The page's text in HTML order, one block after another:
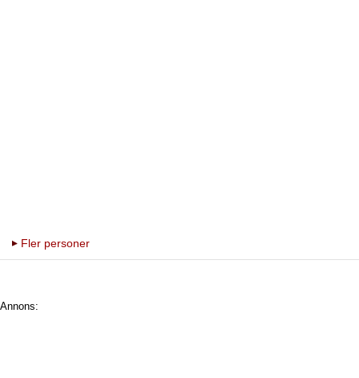
Fler personer
Annons: